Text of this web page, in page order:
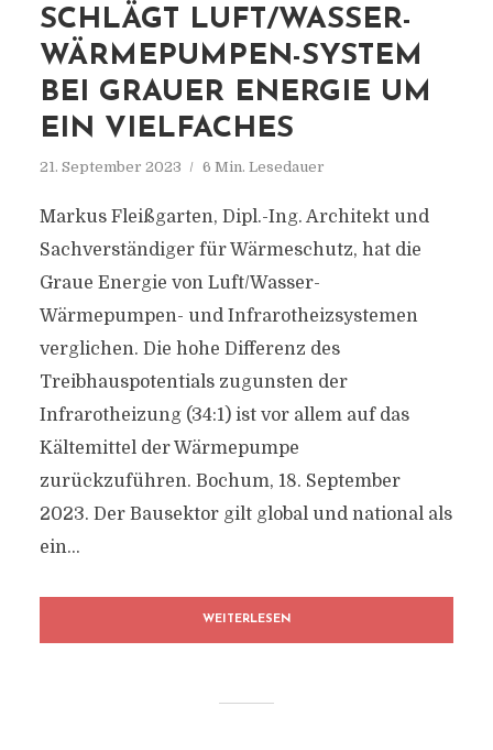
SCHLÄGT LUFT/WASSER-
WÄRMEPUMPEN-SYSTEM
BEI GRAUER ENERGIE UM
EIN VIELFACHES
21. September 2023 6 Min. Lesedauer
Markus Fleißgarten, Dipl.-Ing. Architekt und
Sachverständiger für Wärmeschutz, hat die
Graue Energie von Luft/Wasser-
Wärmepumpen- und Infrarotheizsystemen
verglichen. Die hohe Differenz des
Treibhauspotentials zugunsten der
Infrarotheizung (34:1) ist vor allem auf das
Kältemittel der Wärmepumpe
zurückzuführen. Bochum, 18. September
2023. Der Bausektor gilt global und national als
ein...
WEITERLESEN